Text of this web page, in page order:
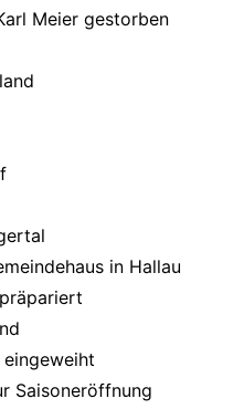
Meier gestorben
in Hallau
Saisoneröffnung